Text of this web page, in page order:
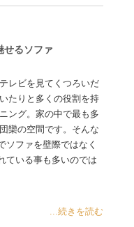
せるソファ
レビを見てくつろいだ
たりと多くの役割を持
ング。家の中で最も多
欒の空間です。そんな
ソファを壁際ではなく
ている事も多いのでは
...続きを読む